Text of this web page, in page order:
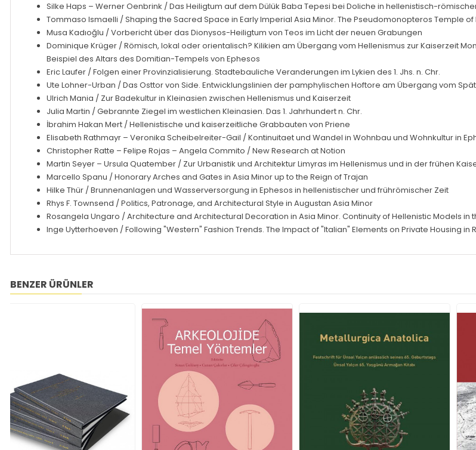
Silke Haps – Werner Oenbrink / Das Heiligtum auf dem Dülük Baba Tepesi bei Doliche in hellenistisch-
Tommaso Ismaelli / Shaping the Sacred Space in Early Imperial Asia Minor. The Pseudomonopteros Temple
Musa Kadıoğlu / Vorbericht über das Dionysos-Heiligtum von Teos im Licht der neuen Grabungen
Dominique Krüger / Römisch, lokal oder orientalisch? Kilikien am Übergang vom Hellenismus zur Kaiserzeit
Beispiel des Altars des Domitian-Tempels von Ephesos
Eric Laufer / Folgen einer Provinzialisierung. Stadtebauliche Veranderungen im Lykien des 1. Jhs. n. Chr.
Ute Lohner-Urban / Das Osttor von Side. Entwicklungslinien der pamphylischen Hoftore am Übergang vom
Ulrich Mania / Zur Badekultur in Kleinasien zwischen Hellenismus und Kaiserzeit
Julia Martin / Gebrannte Ziegel im westlichen Kleinasien. Das 1. Jahrhundert n. Chr.
İbrahim Hakan Mert / Hellenistische und kaiserzeitliche Grabbauten von Priene
Elisabeth Rathmayr – Veronika Scheibelreiter-Gail / Kontinuitaet und Wandel in Wohnbau und Wohnkultur in
Christopher Ratte – Felipe Rojas – Angela Commito / New Research at Notion
Martin Seyer – Ursula Quatember / Zur Urbanistik und Architektur Limyras im Hellenismus und in der frühen
Marcello Spanu / Honorary Arches and Gates in Asia Minor up to the Reign of Trajan
Hilke Thür / Brunnenanlagen und Wasserversorgung in Ephesos in hellenistischer und frührömischer Zeit
Rhys F. Townsend / Politics, Patronage, and Architectural Style in Augustan Asia Minor
Rosangela Ungaro / Architecture and Architectural Decoration in Asia Minor. Continuity of Hellenistic Models
Inge Uytterhoeven / Following "Western" Fashion Trends. The Impact of "Italian" Elements on Private Housing in
BENZER ÜRÜNLER